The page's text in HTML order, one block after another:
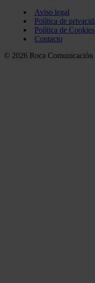
Aviso legal
Política de
Política de Cookies
Contacto
© 2026 Roca Comunicación